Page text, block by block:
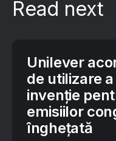
Read next
Unilever
de utilizare
invenție
emisiilor
înghețată